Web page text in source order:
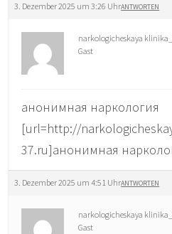
3. Dezember 2025 um 3:26 UhrANTWORTEN
narkologicheskaya
Gast
анонимная наркология
[url=http://
37.ru]анонимная
3. Dezember 2025 um 4:51 UhrANTWORTEN
narkologicheskaya
Gast